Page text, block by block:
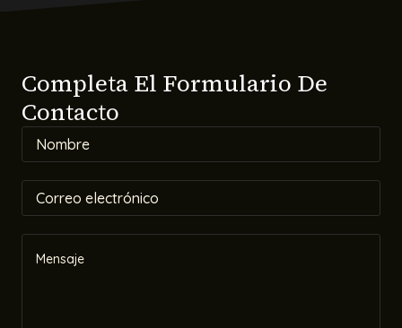
Completa El Formulario De
Contacto